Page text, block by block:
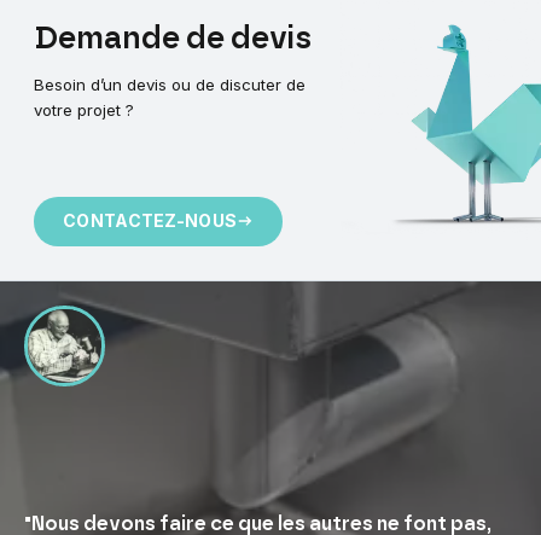
Demande de devis
Besoin d’un devis ou de discuter de
votre projet ?
CONTACTEZ-NOUS
"Nous devons faire ce que les autres ne font pas,